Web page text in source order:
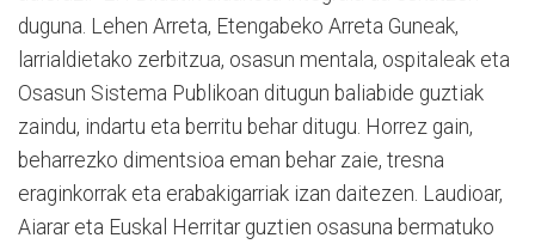
duguna. Lehen Arreta, Etengabeko Arreta Guneak,
larrialdietako zerbitzua, osasun mentala, ospitaleak eta
Osasun Sistema Publikoan ditugun baliabide guztiak
zaindu, indartu eta berritu behar ditugu. Horrez gain,
beharrezko dimentsioa eman behar zaie, tresna
eraginkorrak eta erabakigarriak izan daitezen. Laudioar,
Aiarar eta Euskal Herritar guztien osasuna bermatuko